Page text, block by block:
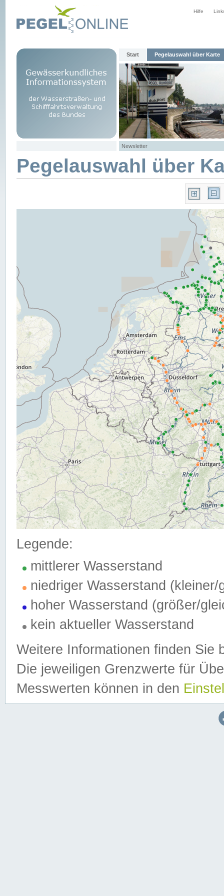
Hilfe
Start Pegelauswahl über Karte
Newsletter
Pegelauswahl über
Legende:
mittlerer Wasserstand
niedriger Wasserstand (kleiner/
hoher Wasserstand (größer/
kein aktueller Wasserstand
Weitere Informationen finden Sie
Die jeweiligen Grenzwerte für
Messwerten können in den